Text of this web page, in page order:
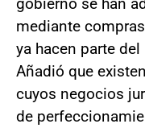
mediante
ya hacen parte
Añadió que
cuyos negocios
de